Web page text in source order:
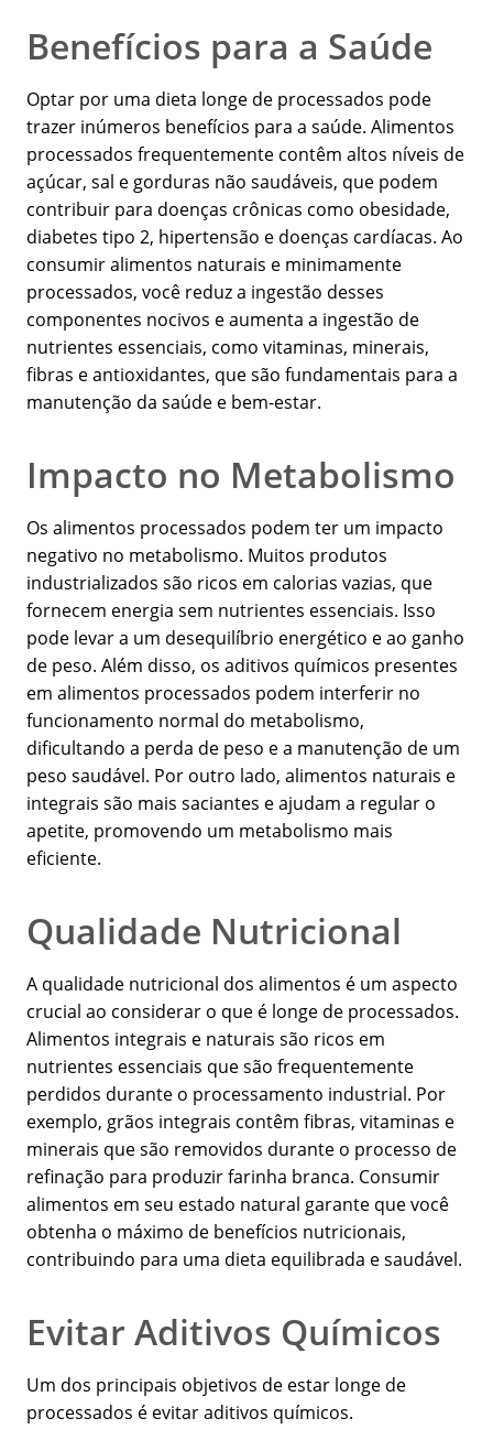
Benefícios para a Saúde
Optar por uma dieta longe de processados pode
trazer inúmeros benefícios para a saúde. Alimentos
processados frequentemente contêm altos níveis de
açúcar, sal e gorduras não saudáveis, que podem
contribuir para doenças crônicas como obesidade,
diabetes tipo 2, hipertensão e doenças cardíacas. Ao
consumir alimentos naturais e minimamente
processados, você reduz a ingestão desses
componentes nocivos e aumenta a ingestão de
nutrientes essenciais, como vitaminas, minerais,
fibras e antioxidantes, que são fundamentais para a
manutenção da saúde e bem-estar.
Impacto no Metabolismo
Os alimentos processados podem ter um impacto
negativo no metabolismo. Muitos produtos
industrializados são ricos em calorias vazias, que
fornecem energia sem nutrientes essenciais. Isso
pode levar a um desequilíbrio energético e ao ganho
de peso. Além disso, os aditivos químicos presentes
em alimentos processados podem interferir no
funcionamento normal do metabolismo,
dificultando a perda de peso e a manutenção de um
peso saudável. Por outro lado, alimentos naturais e
integrais são mais saciantes e ajudam a regular o
apetite, promovendo um metabolismo mais
eficiente.
Qualidade Nutricional
A qualidade nutricional dos alimentos é um aspecto
crucial ao considerar o que é longe de processados.
Alimentos integrais e naturais são ricos em
nutrientes essenciais que são frequentemente
perdidos durante o processamento industrial. Por
exemplo, grãos integrais contêm fibras, vitaminas e
minerais que são removidos durante o processo de
refinação para produzir farinha branca. Consumir
alimentos em seu estado natural garante que você
obtenha o máximo de benefícios nutricionais,
contribuindo para uma dieta equilibrada e saudável.
Evitar Aditivos Químicos
Um dos principais objetivos de estar longe de
processados é evitar aditivos químicos.